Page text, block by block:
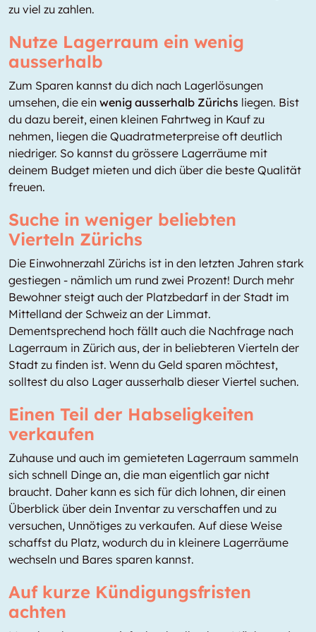
zu viel zu zahlen.
Nutze Lagerraum ein wenig
ausserhalb
Zum Sparen kannst du dich nach Lagerlösungen
umsehen, die ein wenig ausserhalb Zürichs liegen. Bist
du dazu bereit, einen kleinen Fahrtweg in Kauf zu
nehmen, liegen die Quadratmeterpreise oft deutlich
niedriger. So kannst du grössere Lagerräume mit
deinem Budget mieten und dich über die beste Qualität
freuen.
Suche in weniger beliebten
Vierteln Zürichs
Die Einwohnerzahl Zürichs ist in den letzten Jahren stark
gestiegen - nämlich um rund zwei Prozent! Durch mehr
Bewohner steigt auch der Platzbedarf in der Stadt im
Mittelland der Schweiz an der Limmat.
Dementsprechend hoch fällt auch die Nachfrage nach
Lagerraum in Zürich aus, der in beliebteren Vierteln der
Stadt zu finden ist. Wenn du Geld sparen möchtest,
solltest du also Lager ausserhalb dieser Viertel suchen.
Einen Teil der Habseligkeiten
verkaufen
Zuhause und auch im gemieteten Lagerraum sammeln
sich schnell Dinge an, die man eigentlich gar nicht
braucht. Daher kann es sich für dich lohnen, dir einen
Überblick über dein Inventar zu verschaffen und zu
versuchen, Unnötiges zu verkaufen. Auf diese Weise
schaffst du Platz, wodurch du in kleinere Lagerräume
wechseln und Bares sparen kannst.
Auf kurze Kündigungsfristen
achten